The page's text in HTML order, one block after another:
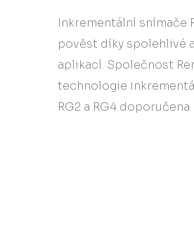
Inkrementální snímače
pověst díky spolehlivé
aplikací. Společnost
technologie
RG2 a RG4